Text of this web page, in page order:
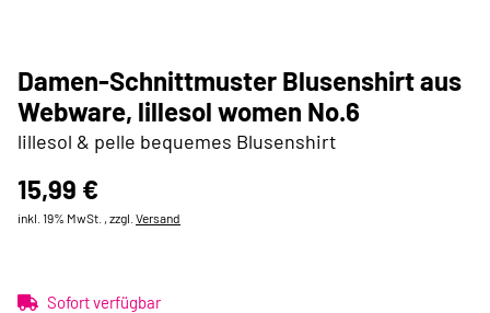
Damen-Schnittmuster Blusenshirt aus
Webware, lillesol women No.6
lillesol & pelle bequemes Blusenshirt
15,99 €
inkl. 19% MwSt. , zzgl. Versand
Sofort verfügbar